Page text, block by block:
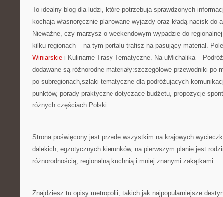
To idealny blog dla ludzi, które potrzebują sprawdzonych
kochają własnoręcznie planowane wyjazdy oraz kładą nacisk do
Nieważne, czy marzysz o weekendowym wypadzie do
kilku regionach – na tym portalu trafisz na pasujący materiał.
Winiarskie i Kulinarne Trasy Tematyczne. Na uMichalika –
dodawane są różnorodne materiały:szczegółowe przewodniki po
po subregionach,szlaki tematyczne dla podróżujących
punktów, porady praktyczne dotyczące budżetu, propozycje
różnych częściach Polski.
Strona poświęcony jest przede wszystkim na krajowych
dalekich, egzotycznych kierunków, na pierwszym planie jest
różnorodnością, regionalną kuchnią i mniej znanymi zakątkami.
Znajdziesz tu opisy metropolii, takich jak najpopularniejsze